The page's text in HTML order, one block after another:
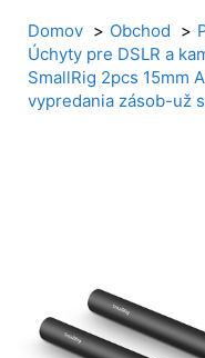
Domov Obchod
Úchyty pre DSLR a
SmallRig 2pcs 15mm
vypredania zásob-už